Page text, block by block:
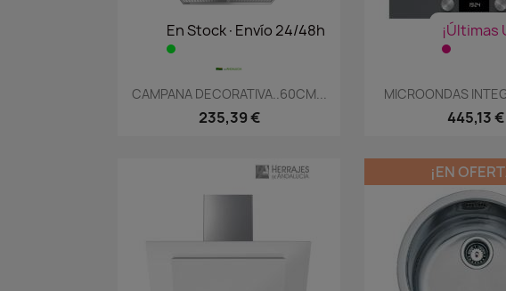
En Stock·Envío 24/48h
Vista rápida
CAMPANA DECORATIVA..60CM...
235,39 €
¡Últimas
Vista
MICROONDAS
445,13 €
¡EN